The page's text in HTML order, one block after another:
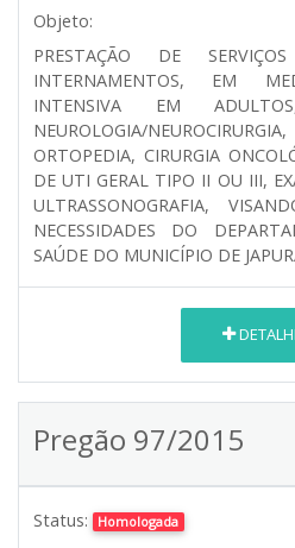
Objeto:
PRESTAÇÃO DE
INTERNAMENTOS, EM
INTENSIVA EM
NEUROLOGIA/
ORTOPEDIA, CIRURGIA
DE UTI GERAL TIPO II OU III,
ULTRASSONOGRAFIA,
NECESSIDADES DO
SAÚDE DO MUNICÍPIO DE
Pregão 97/2015
Status: Homologada